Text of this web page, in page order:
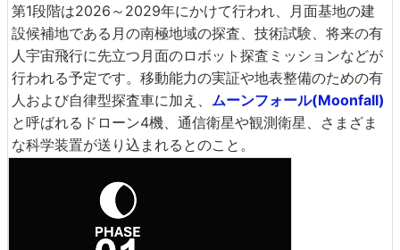
第1段階は2026～2029年にかけて行われ、月面基地の建
設候補地である月の南極地域の探査、技術試験、将来の有
人宇宙飛行に先立つ月面のロボット探査ミッションなどが
行われる予定です。移動能力の実証や地表整備のための有
人および自律型探査車に加え、 ムーンフォール(Moonfall)
と呼ばれるドローン4機、通信衛星や観測衛星、さまざま
な科学装置が送り込まれるとのこと。